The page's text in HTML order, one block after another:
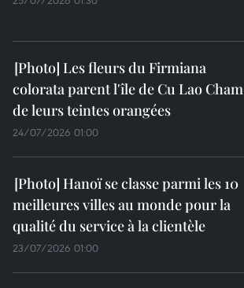
Les fleurs du Firmiana
colorata parent l'île de Cu Lao Cham
de leurs teintes orangées
24/07/2026 01:00
Hanoï se classe parmi les 10
meilleures villes au monde pour la
qualité du service à la clientèle
23/07/2026 01:00